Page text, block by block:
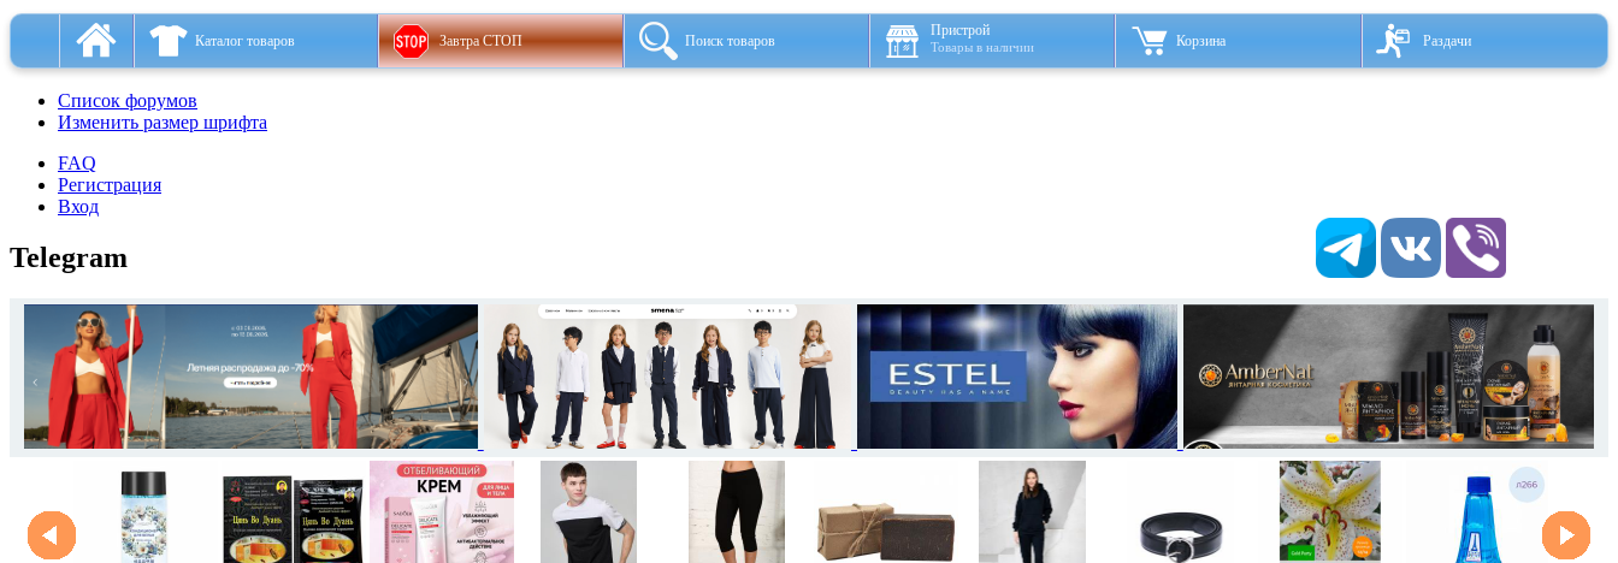
Каталог товаров Завтра СТОП Поиск товаров
Пристрой
Товары в наличии Корзина Раздачи
Список форумов
Изменить размер шрифта
FAQ
Регистрация
Вход
Telegram